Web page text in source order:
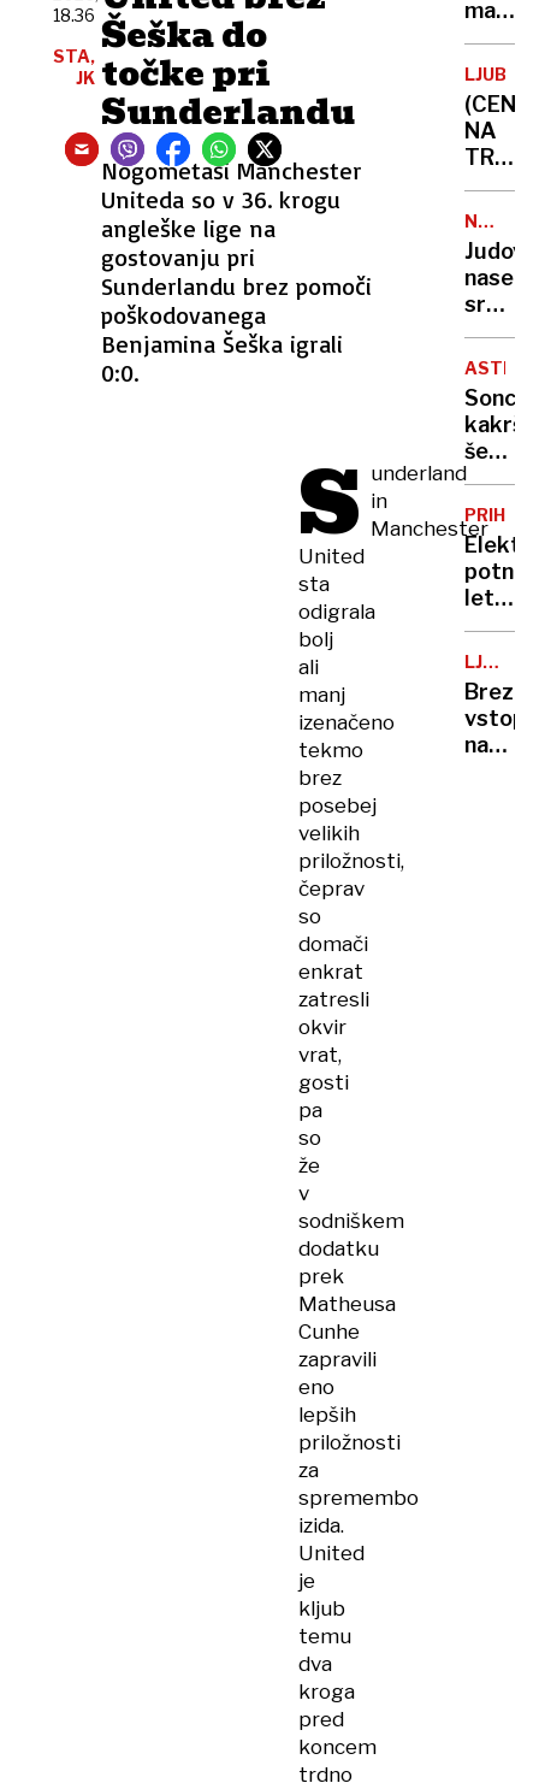
Šeška do
točke pri
Sunderlandu
Nogometaši Manchester
Uniteda so v 36. krogu
angleške lige na
gostovanju pri
Sunderlandu brez pomoči
poškodovanega
Benjamina Šeška igrali
0:0.
18.36
STA,
JK
S underland
in
Manchester
United
sta
odigrala
bolj
ali
manj
izenačeno
tekmo
brez
posebej
velikih
priložnosti,
čeprav
so
domači
enkrat
zatresli
okvir
vrat,
gosti
pa
so
že
v
sodniškem
dodatku
prek
Matheusa
Cunhe
zapravili
eno
lepših
priložnosti
za
spremembo
izida.
United
je
kljub
temu
dva
kroga
pred
koncem
trdno
malih
novi
stroški
že
s
in
Sheina
(CENE
NA
uničuje
pa
še
nikoli
niso
bile
tako
sladke
sredi
noči
požgali
vas
na
bregu,
več
Sonce,
še
nismo
videli:
novi
razkrili
doslej
letala
niso
več
le
po
na